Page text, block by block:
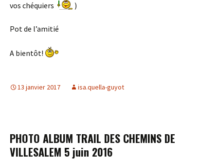
vos chéquiers
)
Pot de l’amitié
A bientôt!
13 janvier 2017 isa.quella-guyot
PHOTO ALBUM TRAIL DES CHEMINS DE
VILLESALEM 5 juin 2016